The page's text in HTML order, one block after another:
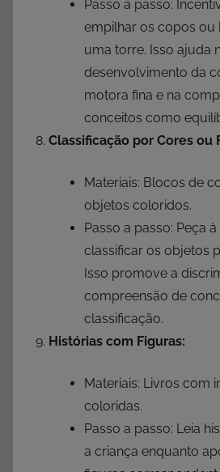
Passo a passo:
empilhar os copos ou
uma torre. Isso ajuda
desenvolvimento da
motora fina e na
conceitos como
Classificação por Cores ou
Materiais: Blocos de
objetos coloridos.
Passo a passo: Peça
classificar os objetos
Isso promove a
compreensão de
classificação.
Histórias com Figuras:
Materiais: Livros com
coloridas.
Passo a passo: Leia
a criança enquanto